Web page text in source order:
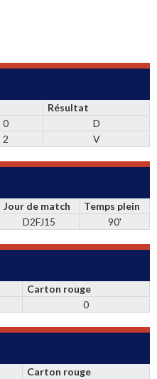
Résultat
0
D
2 V
Jour de match
Temps plein
D2FJ15 90'
Carton rouge
0
Carton rouge